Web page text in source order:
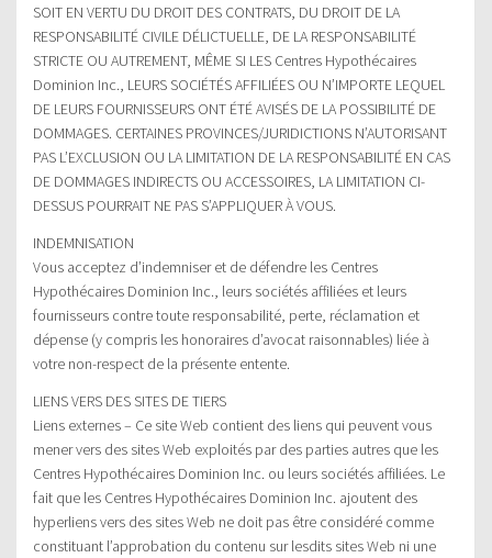
SOIT EN VERTU DU DROIT DES CONTRATS, DU DROIT DE LA
RESPONSABILITÉ CIVILE DÉLICTUELLE, DE LA RESPONSABILITÉ
STRICTE OU AUTREMENT, MÊME SI LES Centres Hypothécaires
Dominion Inc., LEURS SOCIÉTÉS AFFILIÉES OU N’IMPORTE LEQUEL
DE LEURS FOURNISSEURS ONT ÉTÉ AVISÉS DE LA POSSIBILITÉ DE
DOMMAGES. CERTAINES PROVINCES/JURIDICTIONS N’AUTORISANT
PAS L’EXCLUSION OU LA LIMITATION DE LA RESPONSABILITÉ EN CAS
DE DOMMAGES INDIRECTS OU ACCESSOIRES, LA LIMITATION CI-
DESSUS POURRAIT NE PAS S’APPLIQUER À VOUS.
INDEMNISATION
Vous acceptez d’indemniser et de défendre les Centres
Hypothécaires Dominion Inc., leurs sociétés affiliées et leurs
fournisseurs contre toute responsabilité, perte, réclamation et
dépense (y compris les honoraires d’avocat raisonnables) liée à
votre non-respect de la présente entente.
LIENS VERS DES SITES DE TIERS
Liens externes – Ce site Web contient des liens qui peuvent vous
mener vers des sites Web exploités par des parties autres que les
Centres Hypothécaires Dominion Inc. ou leurs sociétés affiliées. Le
fait que les Centres Hypothécaires Dominion Inc. ajoutent des
hyperliens vers des sites Web ne doit pas être considéré comme
constituant l’approbation du contenu sur lesdits sites Web ni une